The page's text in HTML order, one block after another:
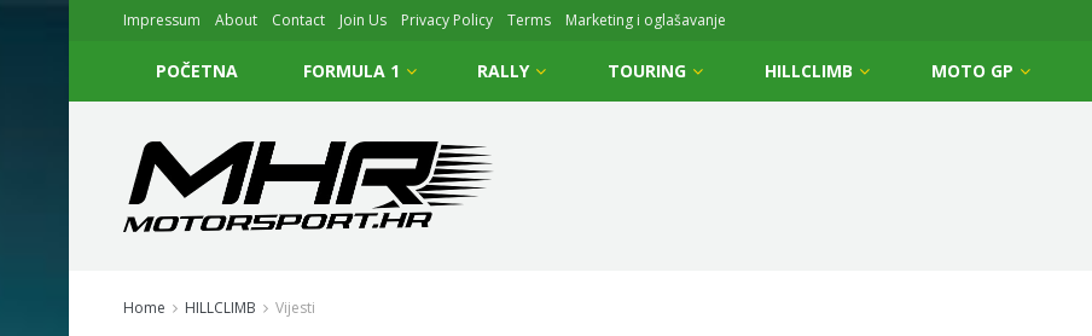
Impressum About Contact Join Us Privacy Policy Terms Marketing i oglašavanje
POČETNA FORMULA 1 RALLY TOURING HILLCLIMB MOTO GP
Home HILLCLIMB Vijesti